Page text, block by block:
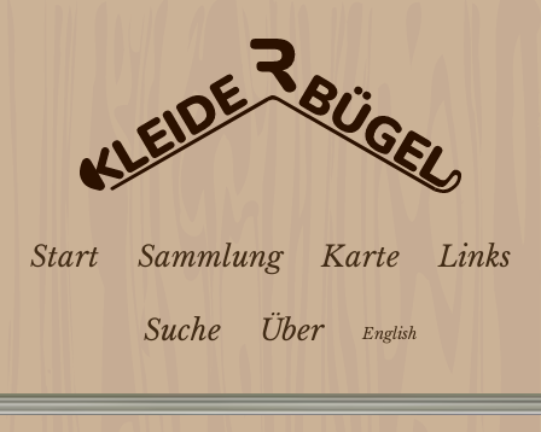
Start Sammlung Karte Links
Suche Über English